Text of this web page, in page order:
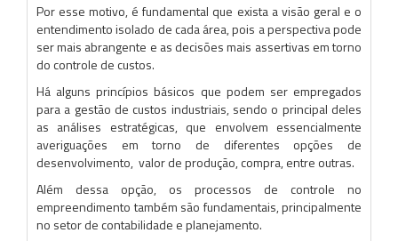
Por esse motivo, é fundamental que exista a visão geral e o
entendimento isolado de cada área, pois a perspectiva pode
ser mais abrangente e as decisões mais assertivas em torno
do controle de custos.
Há alguns princípios básicos que podem ser empregados
para a gestão de custos industriais, sendo o principal deles
as análises estratégicas, que envolvem essencialmente
averiguações em torno de diferentes opções de
desenvolvimento, valor de produção, compra, entre outras.
Além dessa opção, os processos de controle no
empreendimento também são fundamentais, principalmente
no setor de contabilidade e planejamento.